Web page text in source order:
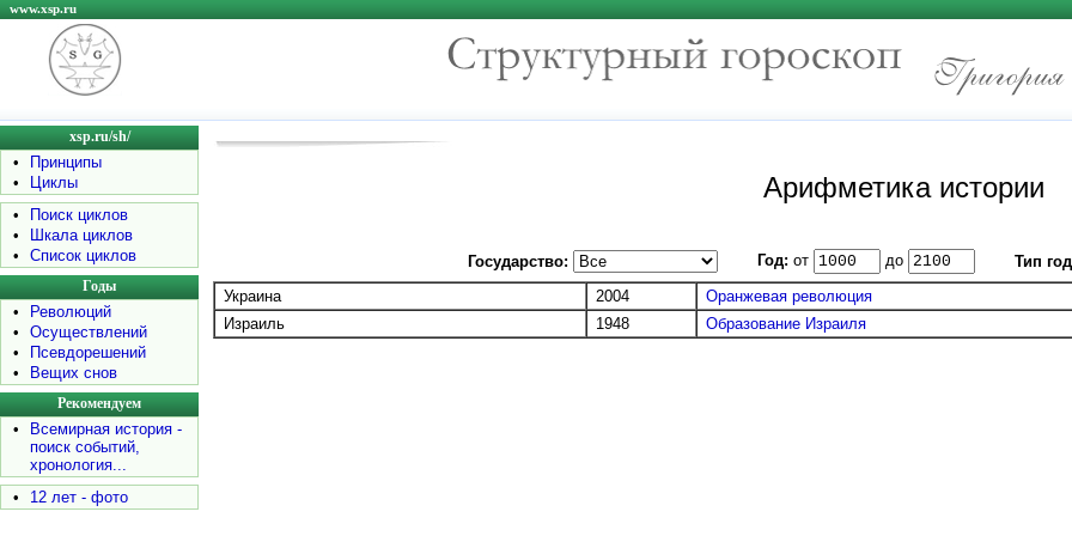
www.xsp.ru
xsp.ru/sh/
•
Принципы
•
Циклы
•
Поиск циклов
•
Шкала циклов
•
Список циклов
Годы
•
Революций
•
Осуществлений
•
Псевдорешений
•
Вещих снов
Рекомендуем
•
Всемирная история -
поиск событий,
хронология...
•
12 лет - фото
Арифметика истории
Государство: Год: от до
Тип
Украина
2004
Оранжевая революция
Израиль
1948 Образование Израиля